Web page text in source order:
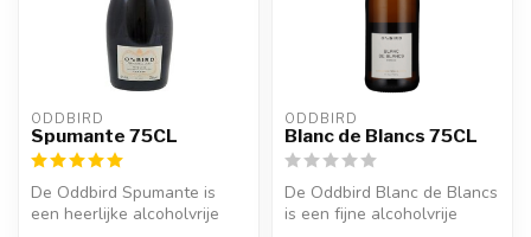
ODDBIRD
Spumante 75CL
De Oddbird Spumante is
een heerlijke alcoholvrije
ODDBIRD
Blanc de Blancs 75CL
De Oddbird Blanc de Blancs
is een fijne alcoholvrije